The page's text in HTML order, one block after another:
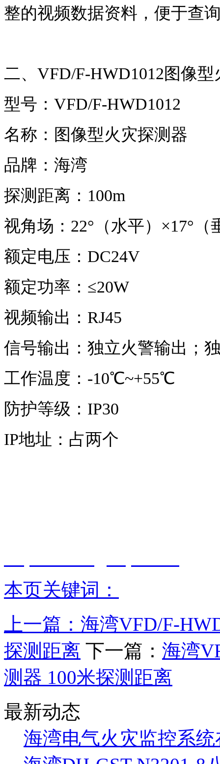
整的视频数据资料，便于查
二、VFD/F-HWD1012图像
型号：VFD/F-HWD1012
名称：图像型火灾探测器
品牌：海湾
探测距离：100m
视角场：22°（水平）×17°（
额定电压：DC24V
额定功率：≤20W
视频输出：RJ45
信号输出：独立火警输出；
工作温度：-10℃~+55℃
防护等级：IP30
IP地址：占两个
本页关键词：
上一篇： 海湾VFD/F-
探测距离 下一篇： 海湾
测器 100米探测距离
最新动态
海湾电气火灾监控系